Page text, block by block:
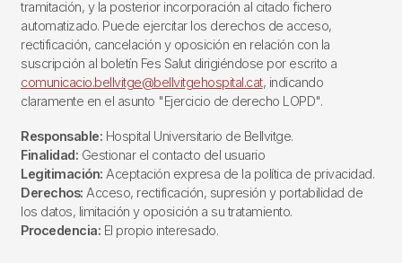
tramitación, y la posterior incorporación al citado fichero
automatizado. Puede ejercitar los derechos de acceso,
rectificación, cancelación y oposición en relación con la
suscripción al boletín Fes Salut dirigiéndose por escrito a
comunicacio.bellvitge@bellvitgehospital.cat, indicando
claramente en el asunto "Ejercicio de derecho LOPD".
Responsable: Hospital Universitario de Bellvitge.
Finalidad: Gestionar el contacto del usuario
Legitimación: Aceptación expresa de la política de privacidad.
Derechos: Acceso, rectificación, supresión y portabilidad de
los datos, limitación y oposición a su tratamiento.
Procedencia: El propio interesado.